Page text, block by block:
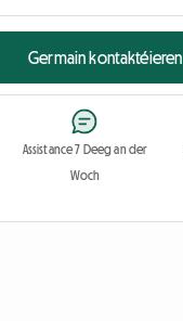
Germain kontaktéieren
Assistance 7 Deeg an der
Woch